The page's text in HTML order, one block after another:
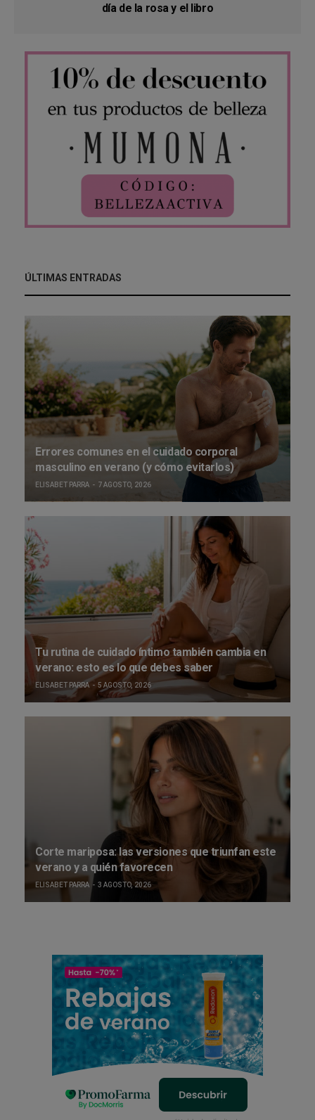
día de la rosa y el libro
ÚLTIMAS ENTRADAS
Errores comunes en el cuidado corporal
masculino en verano (y cómo evitarlos)
ELISABET PARRA 7 AGOSTO, 2026
Tu rutina de cuidado íntimo también cambia en
verano: esto es lo que debes saber
ELISABET PARRA 5 AGOSTO, 2026
Corte mariposa: las versiones que triunfan este
verano y a quién favorecen
ELISABET PARRA 3 AGOSTO, 2026